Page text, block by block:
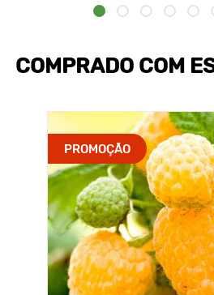
COMPRADO COM
PROMOÇÃO